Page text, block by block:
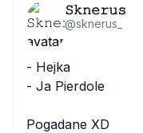
𝚂𝚔𝚗𝚎𝚛𝚞𝚜
@sknerus_
- Hejka
- Ja Pierdole
Pogadane XD